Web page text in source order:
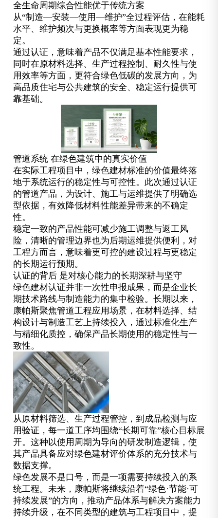
全生命周期综合性能优于传统方案
从“制造—安装—使用—维护”全过程评估，在能耗
水平、维护频次与更换概率等方面表现更为稳
定。
通过认证，意味着产品不仅满足基本性能要求，
同时在原材料选择、生产过程控制、耐久性与使
用效率等方面，更符合绿色低碳的发展方向，为
高品质住宅与公共建筑的安全、稳定运行提供可
靠基础。
管道系统 在绿色建筑中的真实价值
在实际工程项目中，绿色建材标准的价值最终落
地于系统运行的稳定性与可控性。此次通过认证
的管道产品，为设计、施工与运维提供了明确选
型依据，有效降低材料性能差异带来的不确定
性。
稳定一致的产品性能可减少施工调整与返工风
险，清晰的管理边界也为后期运维提供便利，对
工程方而言，意味着更可控的建设过程与更稳定
的长期运行预期。
认证的背后 是对核心能力的长期深耕与坚守
绿色建材认证并非一次性申报成果，而是企业长
期技术路线与制造能力的集中检验。长期以来，
康帕斯聚焦管道工程应用场景，在材料选择、结
构设计与制造工艺上持续投入，通过标准化生产
与精细化质控，确保产品长期使用的稳定性与一
致性。
从原材料筛选、生产过程管控，到成品检测与应
用验证，每一道工序均围绕“长期可靠”核心目标展
开。这种以使用周期为导向的研发制造逻辑，使
其产品具备应对绿色建材评价体系的充分技术与
数据支撑。
绿色发展不是口号，而是一项需要持续投入的系
统工程。未来，康帕斯将继续沿着“绿色·节能·可
持续发展”的方向，推动产品体系与解决方案能力
持续升级，在不同类型的建筑与工程项目中，提